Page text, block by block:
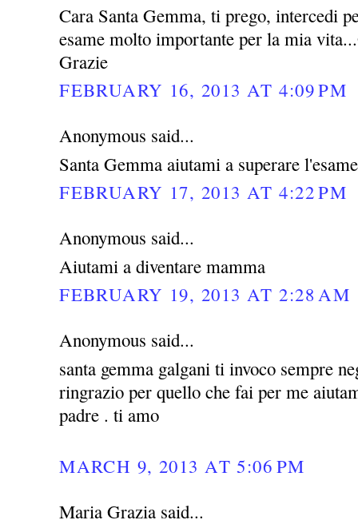
Cara Santa Gemma, ti prego, intercedi
esame molto importante per la mia
Grazie
FEBRUARY 16, 2013 AT 4:09 PM
Anonymous said...
Santa Gemma aiutami a superare
FEBRUARY 17, 2013 AT 4:22 PM
Anonymous said...
Aiutami a diventare mamma
FEBRUARY 19, 2013 AT 2:28 AM
Anonymous said...
santa gemma galgani ti invoco sempre
ringrazio per quello che fai per me
padre . ti amo
MARCH 9, 2013 AT 5:06 PM
Maria Grazia said...